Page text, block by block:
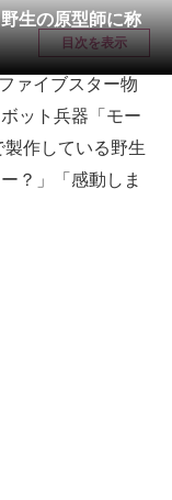
生の原型師に称
目次を表示
イブスター物
ット兵器「モー
作している野生
？」「感動しま